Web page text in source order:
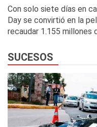
Con solo siete días en
Day se convirtió en la
recaudar 1.155 millones
SUCESOS